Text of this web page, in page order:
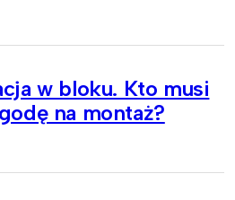
w bloku. Kto musi
na montaż?